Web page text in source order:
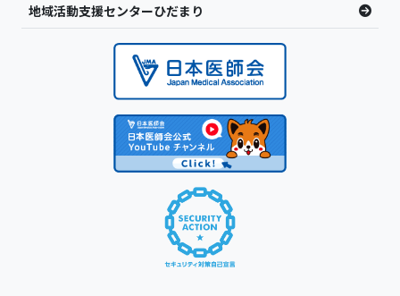
地域活動支援センターひだまり